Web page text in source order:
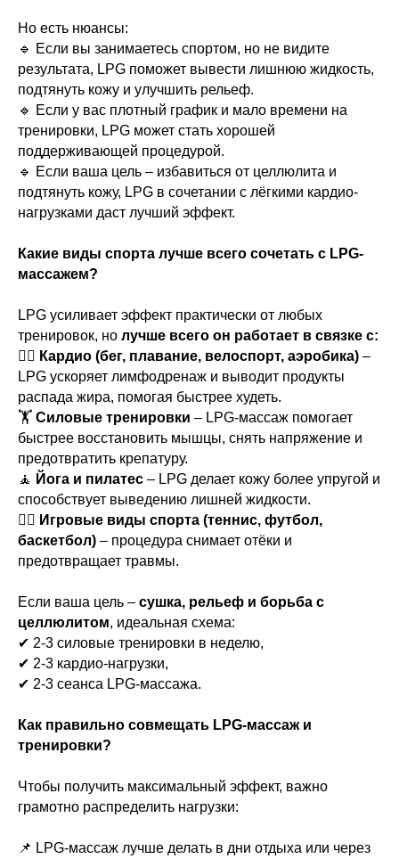
Но есть нюансы:
🔹 Если вы занимаетесь спортом, но не видите
результата, LPG поможет вывести лишнюю жидкость,
подтянуть кожу и улучшить рельеф.
🔹 Если у вас плотный график и мало времени на
тренировки, LPG может стать хорошей
поддерживающей процедурой.
🔹 Если ваша цель – избавиться от целлюлита и
подтянуть кожу, LPG в сочетании с лёгкими кардио-
нагрузками даст лучший эффект.
Какие виды спорта лучше всего сочетать с LPG-
массажем?
LPG усиливает эффект практически от любых
тренировок, но лучше всего он работает в связке с:
🏃‍♀️ Кардио (бег, плавание, велоспорт, аэробика) –
LPG ускоряет лимфодренаж и выводит продукты
распада жира, помогая быстрее худеть.
🏋️ Силовые тренировки – LPG-массаж помогает
быстрее восстановить мышцы, снять напряжение и
предотвратить крепатуру.
🧘 Йога и пилатес – LPG делает кожу более упругой и
способствует выведению лишней жидкости.
🤾‍♂️ Игровые виды спорта (теннис, футбол,
баскетбол) – процедура снимает отёки и
предотвращает травмы.
Если ваша цель – сушка, рельеф и борьба с
целлюлитом, идеальная схема:
✔ 2-3 силовые тренировки в неделю,
✔ 2-3 кардио-нагрузки,
✔ 2-3 сеанса LPG-массажа.
Как правильно совмещать LPG-массаж и
тренировки?
Чтобы получить максимальный эффект, важно
грамотно распределить нагрузки:
📌 LPG-массаж лучше делать в дни отдыха или через